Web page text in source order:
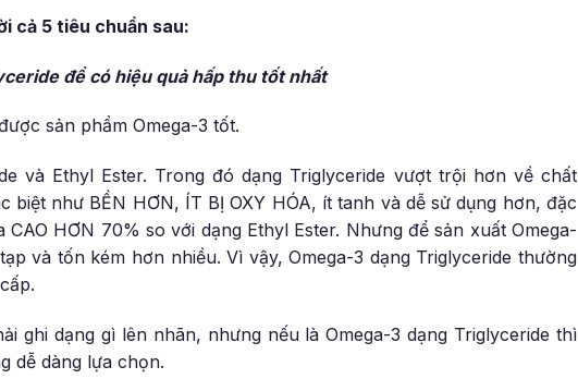
cả 5 tiêu chuẩn sau:
để có hiệu quả hấp thu tốt nhất
sản phẩm Omega-3 tốt.
và Ethyl Ester. Trong đó dạng Triglyceride vượt trội hơn về chất
như BỀN HƠN, ÍT BỊ OXY HÓA, ít tanh và dễ sử dụng hơn, đặc
HƠN 70% so với dạng Ethyl Ester. Nhưng để sản xuất Omega-
và tốn kém hơn nhiều.Vì vậy, Omega-3 dạng Triglyceride thường
ghi dạng gì lên nhãn, nhưng nếu là Omega-3 dạng Triglyceride thì
dễ dàng lựa chọn.